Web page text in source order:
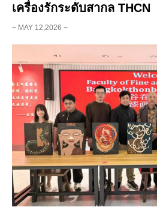
เครื่องรักระดับสากล THCN
− MAY 12,2026 −